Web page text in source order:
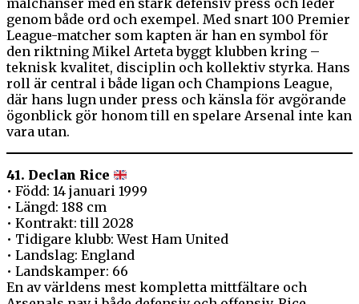
målchanser med en stark defensiv press och leder
genom både ord och exempel. Med snart 100 Premier
League-matcher som kapten är han en symbol för
den riktning Mikel Arteta byggt klubben kring –
teknisk kvalitet, disciplin och kollektiv styrka. Hans
roll är central i både ligan och Champions League,
där hans lugn under press och känsla för avgörande
ögonblick gör honom till en spelare Arsenal inte kan
vara utan.
41. Declan Rice
• Född: 14 januari 1999
• Längd: 188 cm
• Kontrakt: till 2028
• Tidigare klubb: West Ham United
• Landslag: England
• Landskamper: 66
En av världens mest kompletta mittfältare och